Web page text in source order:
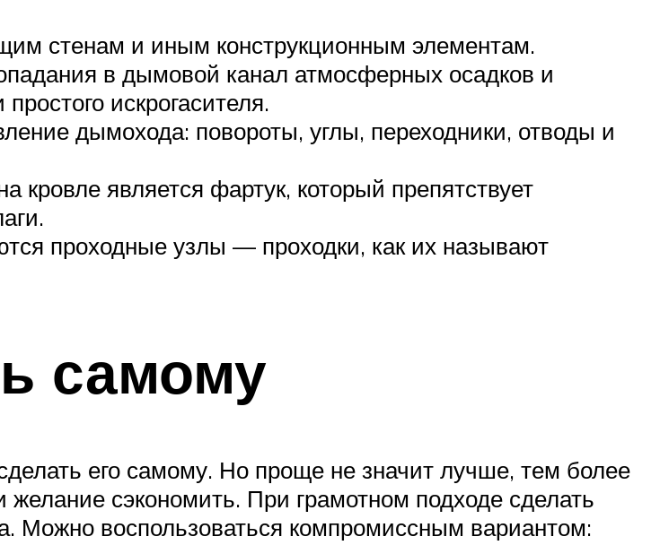
стенам и иным конструкционным элементам.
в дымовой канал атмосферных осадков и
искрогасителя.
дымохода: повороты, углы, переходники, отводы и
является фартук, который препятствует
проходные узлы — проходки, как их называют
самому
его самому. Но проще не значит лучше, тем более
сэкономить. При грамотном подходе сделать
Можно воспользоваться компромиссным вариантом: